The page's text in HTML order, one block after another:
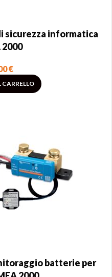
sicurezza informatica
€
batterie per